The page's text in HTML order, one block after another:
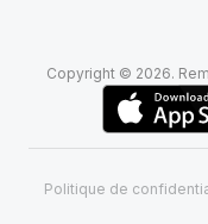
Copyright © 2026.
Politique de